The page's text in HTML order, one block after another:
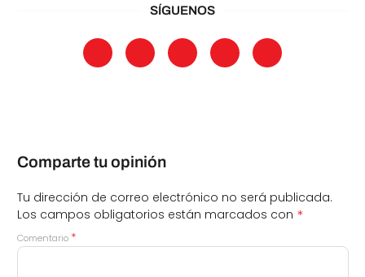
SÍGUENOS
Comparte tu opinión
Tu dirección de correo electrónico no será publicada.
Los campos obligatorios están marcados con *
Comentario *